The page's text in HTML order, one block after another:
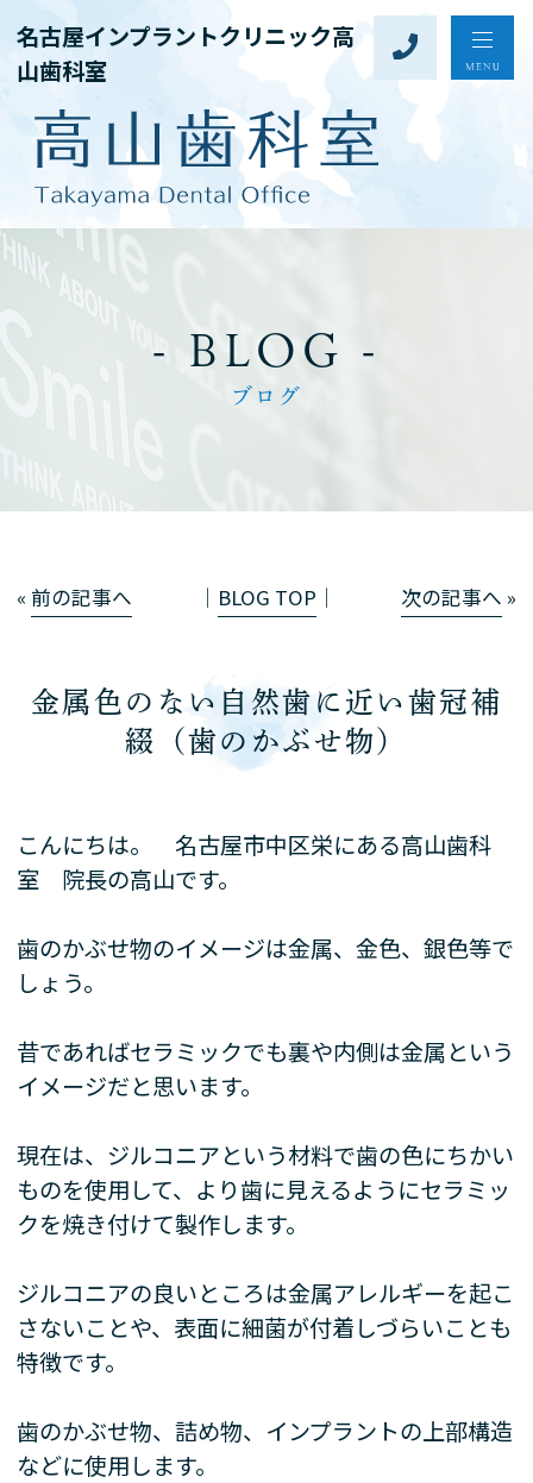
名古屋インプラントクリニック高
山歯科室
- BLOG -
ブログ
« 前の記事へ │ BLOG TOP │ 次の記事へ »
金属色のない自然歯に近い歯冠補
綴（歯のかぶせ物）
こんにちは。 名古屋市中区栄にある高山歯科
室 院長の高山です。
歯のかぶせ物のイメージは金属、金色、銀色等で
しょう。
昔であればセラミックでも裏や内側は金属という
イメージだと思います。
現在は、ジルコニアという材料で歯の色にちかい
ものを使用して、より歯に見えるようにセラミッ
クを焼き付けて製作します。
ジルコニアの良いところは金属アレルギーを起こ
さないことや、表面に細菌が付着しづらいことも
特徴です。
歯のかぶせ物、詰め物、インプラントの上部構造
などに使用します。